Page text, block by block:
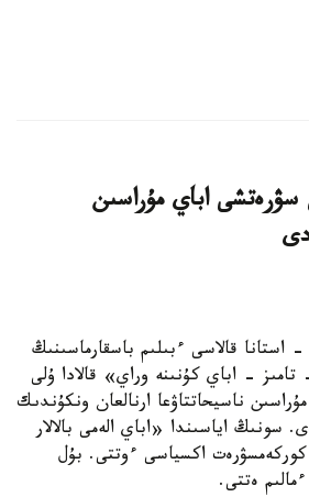
150 جاس سۋرەتشى اباي مۇراسىن
استانا. KAZINFORM - استانا قالاسى ءبىلىم باسقارماسىنىڭ
«10- تامىز - اباي كۇنىنە وراي» قالادا ۇلى
ناسيحاتتاۋعا ارنالعان ونكۇندىك
سونىڭ اياسىندا «اباي الەمى بالالار
كوركەمسۋرەت اكسياسى ءوتتى. بۇل
ەتتى.